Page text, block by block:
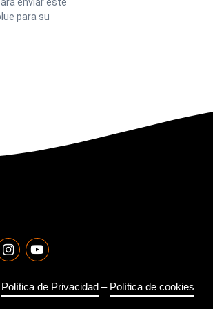
enviar este
para su
Política de Privacidad– Política de cookies